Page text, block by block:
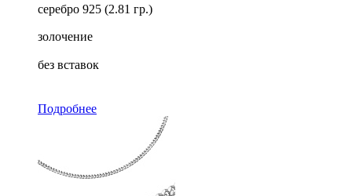
серебро 925 (2.81 гр.)
золочение
без вставок
Подробнее